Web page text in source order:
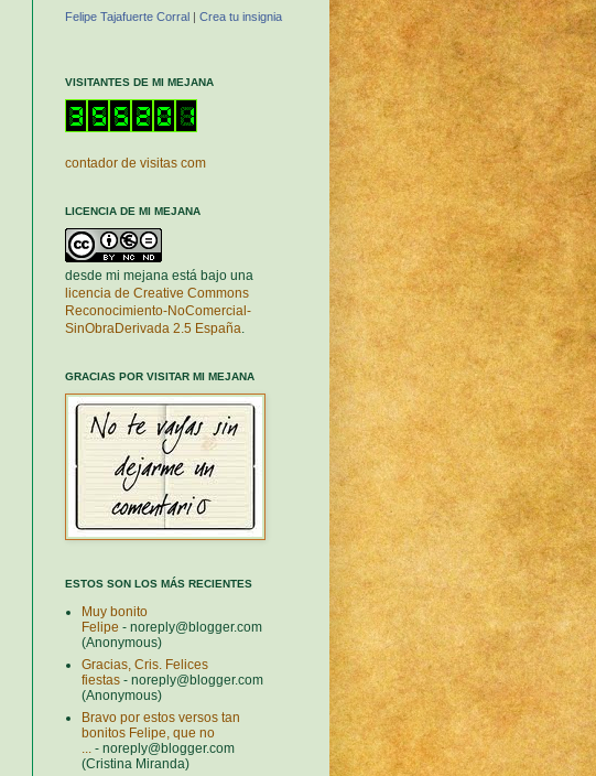
Felipe Tajafuerte Corral | Crea tu insignia
VISITANTES DE MI MEJANA
contador de visitas com
LICENCIA DE MI MEJANA
desde mi mejana está bajo una
licencia de Creative Commons
Reconocimiento-NoComercial-
SinObraDerivada 2.5 España
GRACIAS POR VISITAR MI MEJANA
ESTOS SON LOS MÁS RECIENTES
Muy bonito
Felipe - noreply@blogger.com
(Anonymous)
Gracias, Cris. Felices
fiestas - noreply@blogger.com
(Anonymous)
Bravo por estos versos tan
bonitos Felipe, que no
- noreply@blogger.com
(Cristina Miranda)